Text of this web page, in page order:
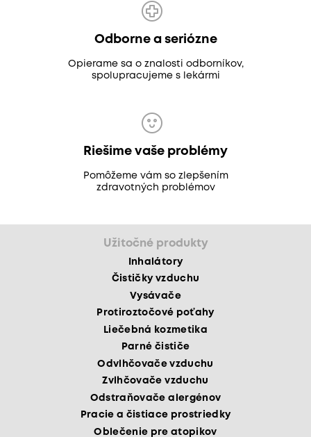
Odborne a seriózne
Opierame sa o znalosti odborníkov,
spolupracujeme s lekármi
Riešime vaše problémy
Pomôžeme vám so zlepšením
zdravotných problémov
Užitočné produkty
Inhalátory
Čističky vzduchu
Vysávače
Protiroztočové poťahy
Liečebná kozmetika
Parné čističe
Odvlhčovače vzduchu
Zvlhčovače vzduchu
Odstraňovače alergénov
Pracie a čistiace prostriedky
Oblečenie pre atopikov